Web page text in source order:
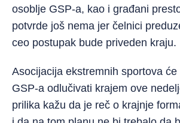
osoblje GSP-a, kao i građani
potvrde još nema jer čelnici
ceo postupak bude priveden kraju.
Asocijacija ekstremnih sportova će
GSP-a odlučivati krajem ove
prilika kažu da je reč o krajnje